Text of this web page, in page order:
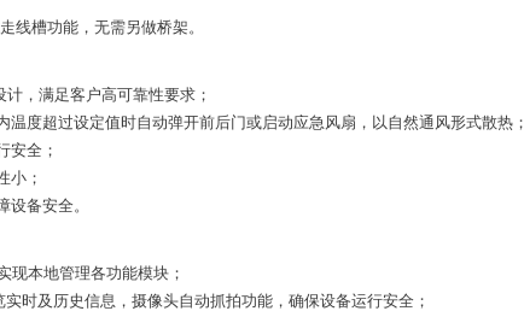
线槽功能，无需另做桥架。
，满足客户高可靠性要求；
温度超过设定值时自动弹开前后门或启动应急风扇，以自然通风形式散热；
安全；
小；
备安全。
现本地管理各功能模块；
时及历史信息，摄像头自动抓拍功能，确保设备运行安全；